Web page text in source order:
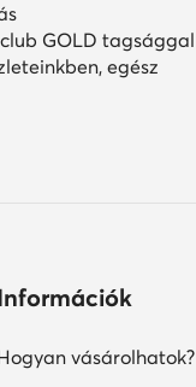
GOLD tagsággal
egész
vásárolhatok?